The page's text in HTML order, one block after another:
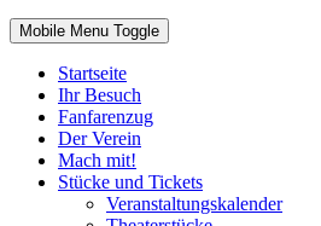
Mobile Menu Toggle
Startseite
Ihr Besuch
Fanfarenzug
Der Verein
Mach mit!
Stücke und Tickets
Veranstaltungskalender